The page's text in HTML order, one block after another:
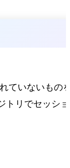
ていないもの
トリでセッシ